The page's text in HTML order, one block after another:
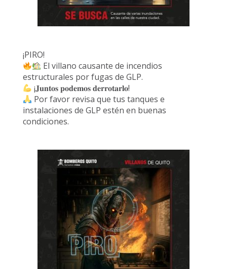
¡PIRO!
El villano causante de incendios
estructurales por fugas de GLP.
¡𝐉𝐮𝐧𝐭𝐨𝐬 𝐩𝐨𝐝𝐞𝐦𝐨𝐬 𝐝𝐞𝐫𝐫𝐨𝐭𝐚𝐫𝐥𝐨!
Por favor revisa que tus tanques e
instalaciones de GLP estén en buenas
condiciones.